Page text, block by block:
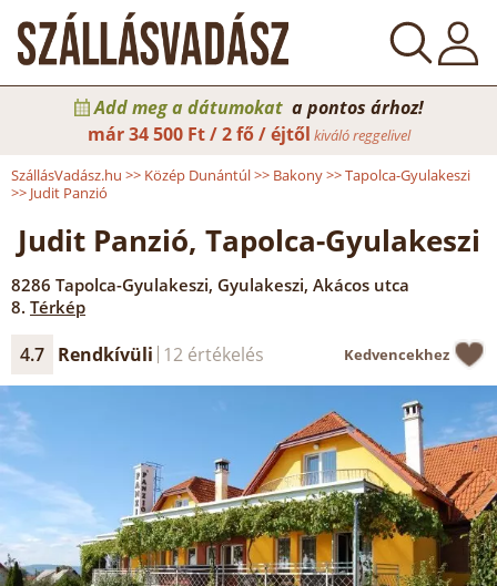
Add meg a dátumokat a pontos árhoz!
már34 500 Ft / 2 fő / éjtől kiváló reggelivel
SzállásVadász.hu >> Közép Dunántúl>> Bakony>>Tapolca-Gyulakeszi
>> Judit Panzió
Judit Panzió, Tapolca-Gyulakeszi
8286 Tapolca-Gyulakeszi, Gyulakeszi, Akácos utca
8. Térkép
4.7 Rendkívüli 12 értékelés Kedvencekhez